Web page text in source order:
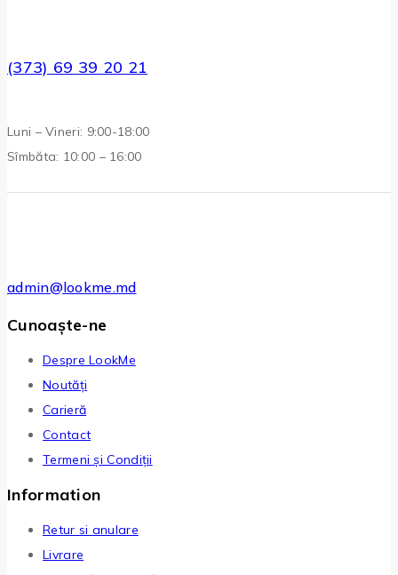
(373) 69 39 20 21
Luni – Vineri: 9:00-18:00
Sîmbăta: 10:00 – 16:00
admin@lookme.md
Cunoaște-ne
Despre LookMe
Noutăți
Carieră
Contact
Termeni și Condiții
Information
Retur si anulare
Livrare